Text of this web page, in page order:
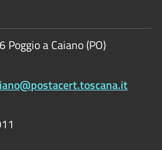
a Caiano (PO)